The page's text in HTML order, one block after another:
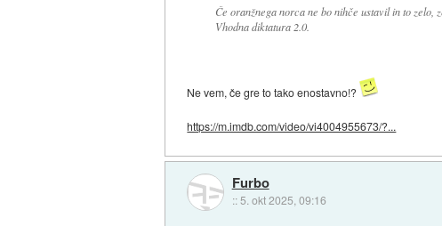
Če oranžnega norca ne bo nihče ustavil in to zelo,
Vhodna diktatura 2.0.
Ne vem, če gre to tako enostavno!?
https://m.imdb.com/video/vi4004955673/?...
Furbo
:: 5. okt 2025, 09:16